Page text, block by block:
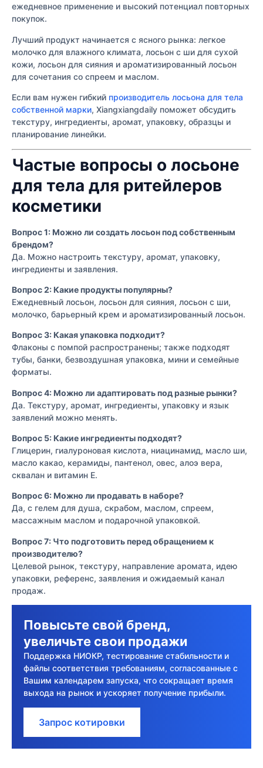
ежедневное применение и высокий потенциал повторных
покупок.
Лучший продукт начинается с ясного рынка: легкое
молочко для влажного климата, лосьон с ши для сухой
кожи, лосьон для сияния и ароматизированный лосьон
для сочетания со спреем и маслом.
Если вам нужен гибкий производитель лосьона для тела
собственной марки, Xiangxiangdaily поможет обсудить
текстуру, ингредиенты, аромат, упаковку, образцы и
планирование линейки.
Частые вопросы о лосьоне
для тела для ритейлеров
косметики
Вопрос 1: Можно ли создать лосьон под собственным
брендом?
Да. Можно настроить текстуру, аромат, упаковку,
ингредиенты и заявления.
Вопрос 2: Какие продукты популярны?
Ежедневный лосьон, лосьон для сияния, лосьон с ши,
молочко, барьерный крем и ароматизированный лосьон.
Вопрос 3: Какая упаковка подходит?
Флаконы с помпой распространены; также подходят
тубы, банки, безвоздушная упаковка, мини и семейные
форматы.
Вопрос 4: Можно ли адаптировать под разные рынки?
Да. Текстуру, аромат, ингредиенты, упаковку и язык
заявлений можно менять.
Вопрос 5: Какие ингредиенты подходят?
Глицерин, гиалуроновая кислота, ниацинамид, масло ши,
масло какао, керамиды, пантенол, овес, алоэ вера,
сквалан и витамин E.
Вопрос 6: Можно ли продавать в наборе?
Да, с гелем для душа, скрабом, маслом, спреем,
массажным маслом и подарочной упаковкой.
Вопрос 7: Что подготовить перед обращением к
производителю?
Целевой рынок, текстуру, направление аромата, идею
упаковки, референс, заявления и ожидаемый канал
продаж.
Повысьте свой бренд,
увеличьте свои продажи
Поддержка НИОКР, тестирование стабильности и
файлы соответствия требованиям, согласованные с
Вашим календарем запуска, что сокращает время
выхода на рынок и ускоряет получение прибыли.
Запрос котировки